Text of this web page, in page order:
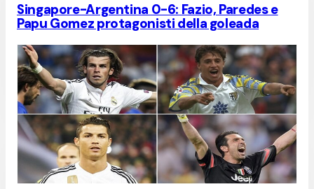
Singapore-Argentina 0-6: Fazio, Paredes e
Papu Gomez protagonisti della goleada